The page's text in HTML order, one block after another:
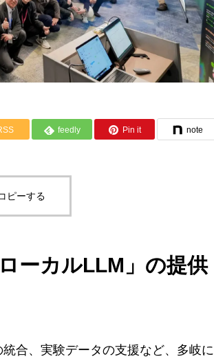
feedly Pin it note
ピーする
ーカルLLM」の提供
合、実験データの支援など、多岐に